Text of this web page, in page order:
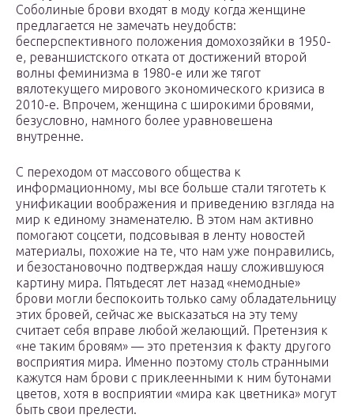
Соболиные брови входят в моду когда женщине
предлагается не замечать неудобств:
бесперспективного положения домохозяйки в 1950-
е, реваншистского отката от достижений второй
волны феминизма в 1980-е или же тягот
вялотекущего мирового экономического кризиса в
2010-е. Впрочем, женщина с широкими бровями,
безусловно, намного более уравновешена
внутренне.
С переходом от массового общества к
информационному, мы все больше стали тяготеть к
унификации воображения и приведению взгляда на
мир к единому знаменателю. В этом нам активно
помогают соцсети, подсовывая в ленту новостей
материалы, похожие на те, что нам уже понравились,
и безостановочно подтверждая нашу сложившуюся
картину мира. Пятьдесят лет назад «немодные»
брови могли беспокоить только саму обладательницу
этих бровей, сейчас же высказаться на эту тему
считает себя вправе любой желающий. Претензия к
«не таким бровям» — это претензия к факту другого
восприятия мира. Именно поэтому столь странными
кажутся нам брови с приклеенными к ним бутонами
цветов, хотя в восприятии «мира как цветника» могут
быть свои прелести.